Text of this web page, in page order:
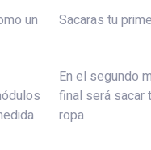
un
Sacaras tu
En el segundo
final será sacar
ropa